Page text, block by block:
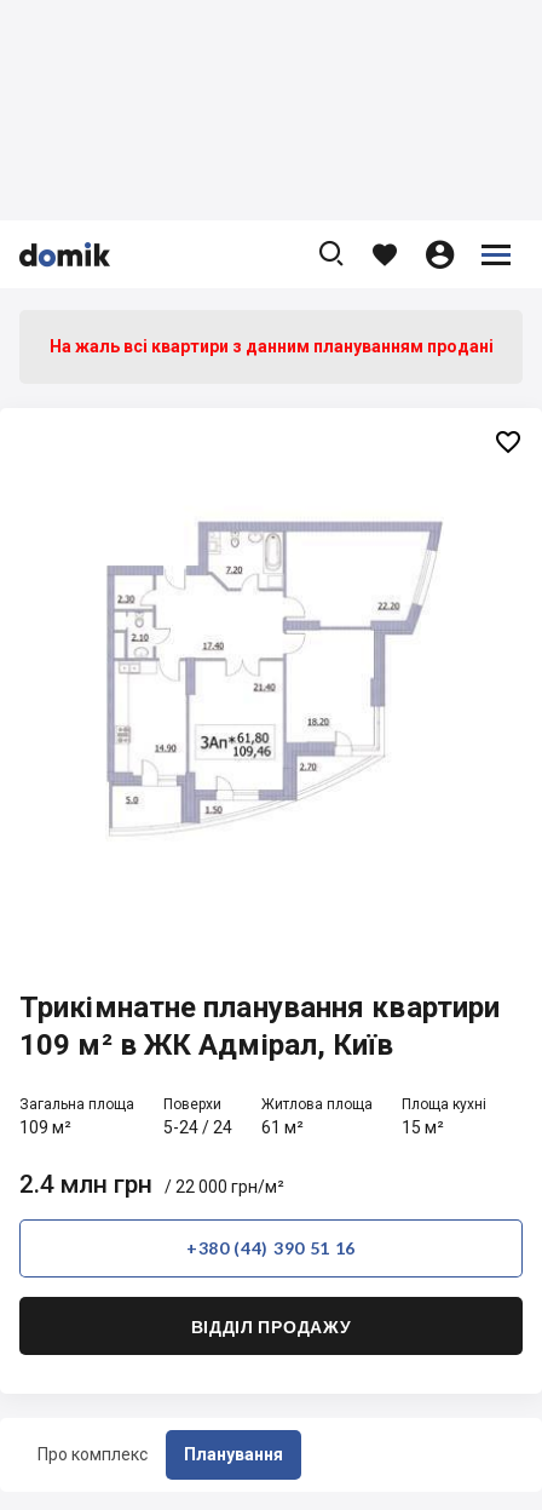


    


Про комплекс Планування
На жаль всі квартири з данним плануванням продані
Трикімнатне планування квартири
109 м² в ЖК Адмірал, Київ
Загальна площа
109 м²
Поверхи
5-24/24
Житлова площа
61 м²
Площа кухні
15 м²
2.4 млн грн / 22 000 грн/м²
+380 (44) 390 51 16
ВІДДІЛ ПРОДАЖУ
